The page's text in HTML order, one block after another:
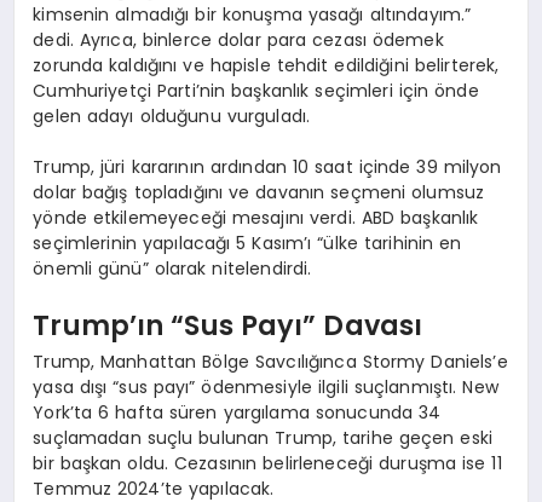
kimsenin almadığı bir konuşma yasağı altındayım.”
dedi. Ayrıca, binlerce dolar para cezası ödemek
zorunda kaldığını ve hapisle tehdit edildiğini belirterek,
Cumhuriyetçi Parti’nin başkanlık seçimleri için önde
gelen adayı olduğunu vurguladı.
Trump, jüri kararının ardından 10 saat içinde 39 milyon
dolar bağış topladığını ve davanın seçmeni olumsuz
yönde etkilemeyeceği mesajını verdi. ABD başkanlık
seçimlerinin yapılacağı 5 Kasım’ı “ülke tarihinin en
önemli günü” olarak nitelendirdi.
Trump’ın “Sus Payı” Davası
Trump, Manhattan Bölge Savcılığınca Stormy Daniels’e
yasa dışı “sus payı” ödenmesiyle ilgili suçlanmıştı. New
York’ta 6 hafta süren yargılama sonucunda 34
suçlamadan suçlu bulunan Trump, tarihe geçen eski
bir başkan oldu. Cezasının belirleneceği duruşma ise 11
Temmuz 2024’te yapılacak.